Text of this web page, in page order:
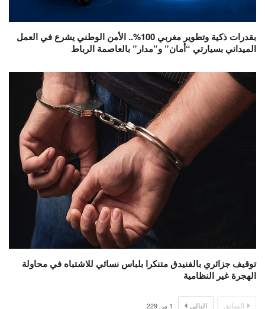
بقدرات ذكية وتطوير مغربي 100%.. الأمن الوطني يشرع في العمل
الميداني بسيارتي “أمان” و”مدار” بالعاصمة الرباط
توقيف جزائري بالفنيدق متنكرا بلباس نسائي للاشتباه في محاولة
الهجرة غير النظامية
السابق التالي 1 من 229